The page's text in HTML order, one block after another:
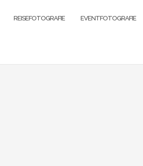
REISEFOTOGRAFIE EVENTFOTOGRAFIE